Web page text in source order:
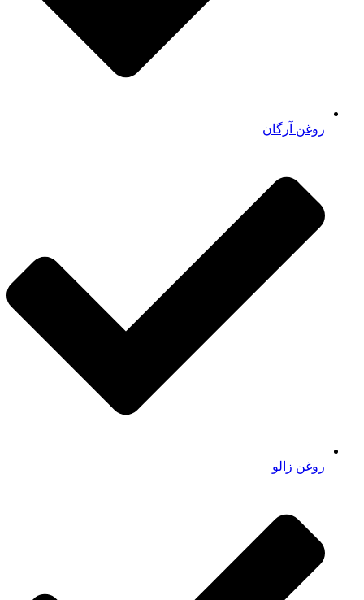
روغن آرگان
روغن زالو